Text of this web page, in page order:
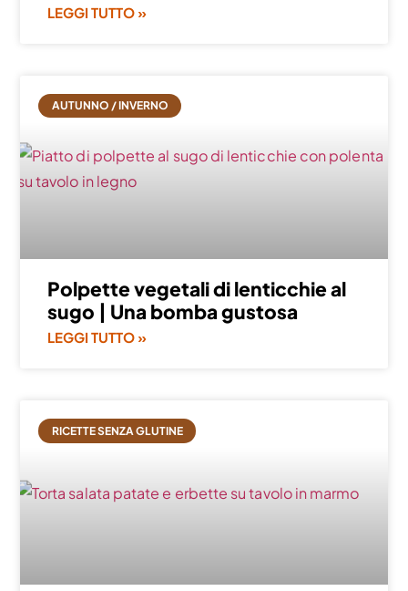
LEGGI TUTTO »
AUTUNNO / INVERNO
Polpette vegetali di lenticchie al
sugo | Una bomba gustosa
LEGGI TUTTO »
RICETTE SENZA GLUTINE